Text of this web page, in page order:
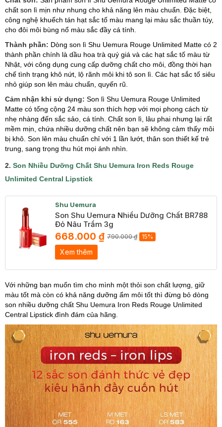
chất son lì mịn như nhung cho khả năng lên màu chuẩn. Đặc biệt,
công nghệ khuếch tán hạt sắc tố màu mang lại màu sắc thuần túy,
cho đôi môi bùng nổ màu sắc đầy cá tính.
Thành phần: Dòng son lì Shu Uemura Rouge Unlimited Matte có 2
thành phần chính là dầu hoa trà quý giá và các hạt sắc tố màu từ
Nhật, với công dụng cung cấp dưỡng chất cho môi, đồng thời hạn
chế tình trạng khô nứt, lộ rãnh môi khi tô son lì. Các hạt sắc tố siêu
nhỏ giúp son lên màu chuẩn, quyến rũ.
Cảm nhận khi sử dụng: Son lì Shu Uemura Rouge Unlimited
Matte có tổng cộng 24 màu son thích hợp với mọi phong cách từ
nhẹ nhàng đến sắc sảo, cá tính. Chất son lì, lâu phai nhưng lại rất
mềm mịn, chứa nhiều dưỡng chất nên bạn sẽ không cảm thấy môi
bị khô. Son lên màu chuẩn chỉ với 1 lần lướt, thân son thiết kế trẻ
trung, sang trọng thu hút mọi ánh nhìn.
2. Son Nhiều Dưỡng Chất Shu Uemura Iron Reds Rouge
Unlimited Central Lipstick
Shu Uemura
Son Shu Uemura Nhiều Dưỡng Chất BR788
Đỏ Nâu Trầm 3g
668.000 ₫ 790.000 ₫ 15%
Xem thêm
Với những bạn muốn tìm cho mình một thỏi son chất lượng, giữ
màu tốt mà còn có khả năng dưỡng ẩm môi tốt thì đừng bỏ dòng
son nhiều dưỡng chất Shu Uemura Iron Reds Rouge Unlimited
Central Lipstick đình đám của hãng.